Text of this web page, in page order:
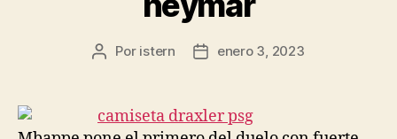
Autor
entrada
Por istern
Fecha
entrada
enero 3, 2023